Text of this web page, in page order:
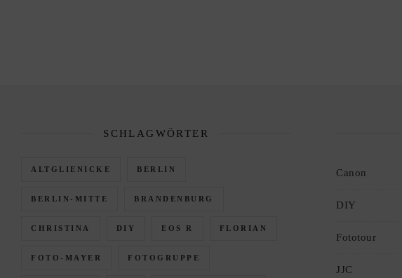
SCHLAGWÖRTER
ALTGLIENICKE BERLIN
BERLIN-MITTE BRANDENBURG
CHRISTINA DIY EOS R FLORIAN
FOTO-MAYER FOTOGRUPPE
Canon
DIY
Fototour
JJC